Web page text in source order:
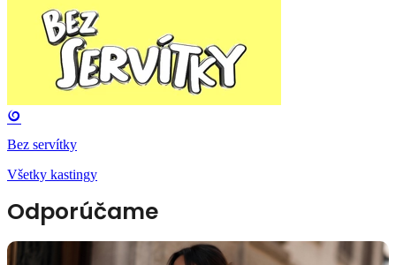
Bez servítky
Všetky kastingy
Odporúčame